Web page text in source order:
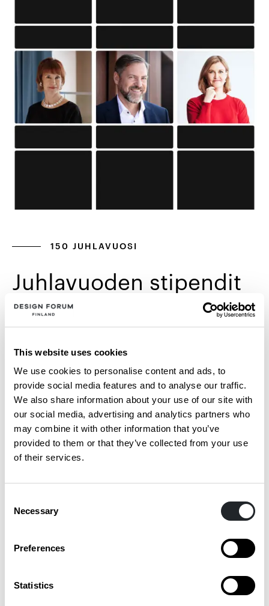
This website uses cookies
We use cookies to personalise content and ads, to
provide social media features and to analyse our traffic.
We also share information about your use of our site with
our social media, advertising and analytics partners who
may combine it with other information that you’ve
provided to them or that they’ve collected from your use
of their services.
Selection
Necessary
Preferences
Statistics
150 JUHLAVUOSI
Juhlavuoden stipendit
on myönnetty
kaupallinen johtaja Lea Aarinen-Koski,
toimitusjohtaja Timo Helosuo sekä johtaja
Maija Koski. Valinnoista päätti Suomen
Taideteollisuusyhdistyksen hallitus.